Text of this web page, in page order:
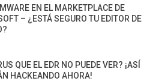
EN EL MARKETPLACE DE
– ¿ESTÁ SEGURO TU EDITOR DE
QUE EL EDR NO PUEDE VER? ¡ASÍ
HACKEANDO AHORA!